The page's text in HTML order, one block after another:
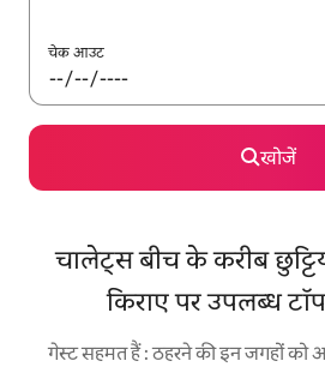
चेक आउट
खोजें
चालेट्स बीच के करीब
किराए पर उपलब्ध
गेस्ट सहमत हैं : ठहरने की इन जगहों